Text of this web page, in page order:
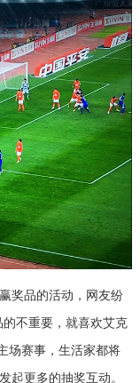
奖品的活动，网友纷
不重要，就喜欢艾克
场赛事，生活家都将
起更多的抽奖互动。